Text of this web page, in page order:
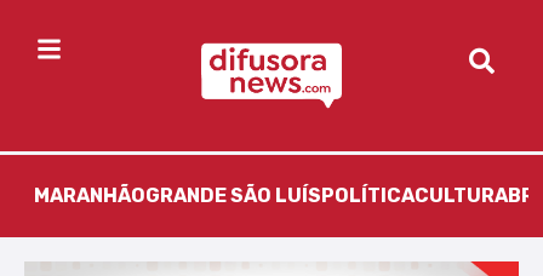
MARANHÃOGRANDE SÃO LUÍS POLÍTICACULTURA